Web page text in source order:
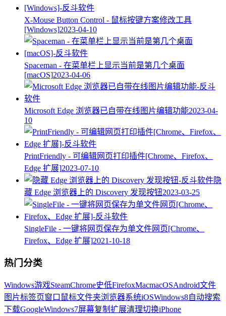
X-Mouse Button Control - 鼠标按键方案修改工具
[Windows]2023-04-10
Spaceman - 在菜单栏上显示当前是第几个桌面
[macOS]2023-04-06
Microsoft Edge 浏览器已自带在线图片编辑功能2023-04-
10
PrintFriendly - 可编辑网页打印插件[Chrome、Firefox、
Edge 扩展]2023-07-10
隐
藏 Edge 浏览器上的 Discovery 发现按钮2023-03-25
SingleFile - 一键将网页保存为单文件网页[Chrome、
Firefox、Edge 扩展]2021-10-18
热门分类
Windows游戏SteamChrome史低FirefoxMacmacOSAndroid文件
图片标签页窗口 鼠标文件夹浏览器系统iOSWindows8自动搜索
下载GoogleWindows7屏幕复制 扩展清理切换iPhone